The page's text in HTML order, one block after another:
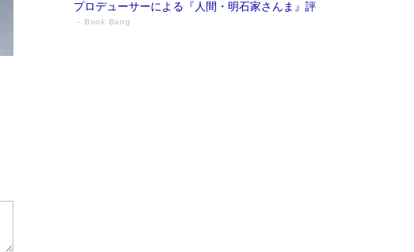
プロデューサーによる『人間・明石家さんま』評
Book Bang